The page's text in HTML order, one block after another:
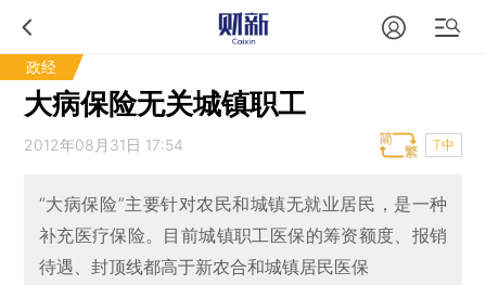
政经
大病保险无关城镇职工
2012年08月31日 17:54 T中
“大病保险”主要针对农民和城镇无就业居民，是一种
补充医疗保险。目前城镇职工医保的筹资额度、报销
待遇、封顶线都高于新农合和城镇居民医保